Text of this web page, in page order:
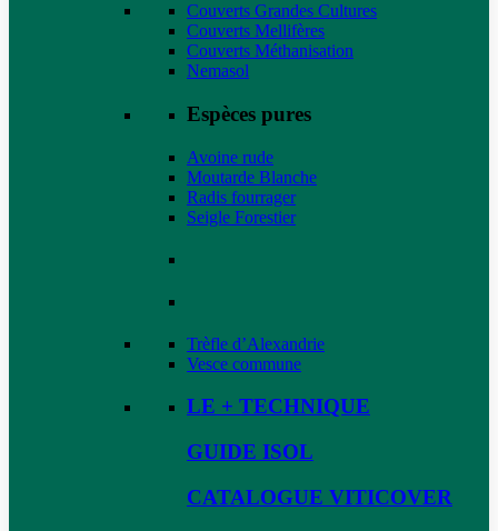
Couverts Grandes Cultures
Couverts Mellifères
Couverts Méthanisation
Nemasol
Espèces pures
Avoine rude
Moutarde Blanche
Radis fourrager
Seigle Forestier
Trèfle d’Alexandrie
Vesce commune
LE + TECHNIQUE
GUIDE ISOL
CATALOGUE VITICOVER